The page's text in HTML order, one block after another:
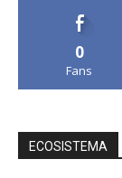
0
Fans
ECOSISTEMA